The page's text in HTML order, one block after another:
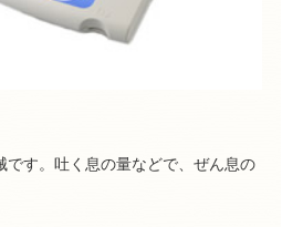
です。吐く息の量などで、ぜん息の